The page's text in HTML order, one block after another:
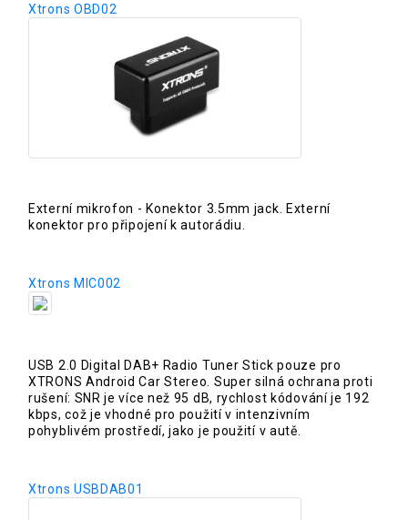
Xtrons OBD02
Externí mikrofon - Konektor 3.5mm jack. Externí
konektor pro připojení k autorádiu.
Xtrons MIC002
USB 2.0 Digital DAB+ Radio Tuner Stick pouze pro
XTRONS Android Car Stereo. Super silná ochrana proti
rušení: SNR je více než 95 dB, rychlost kódování je 192
kbps, což je vhodné pro použití v intenzivním
pohyblivém prostředí, jako je použití v autě.
Xtrons USBDAB01